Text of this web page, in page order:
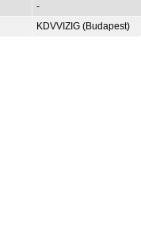
-
KDVVIZIG (Budapest)